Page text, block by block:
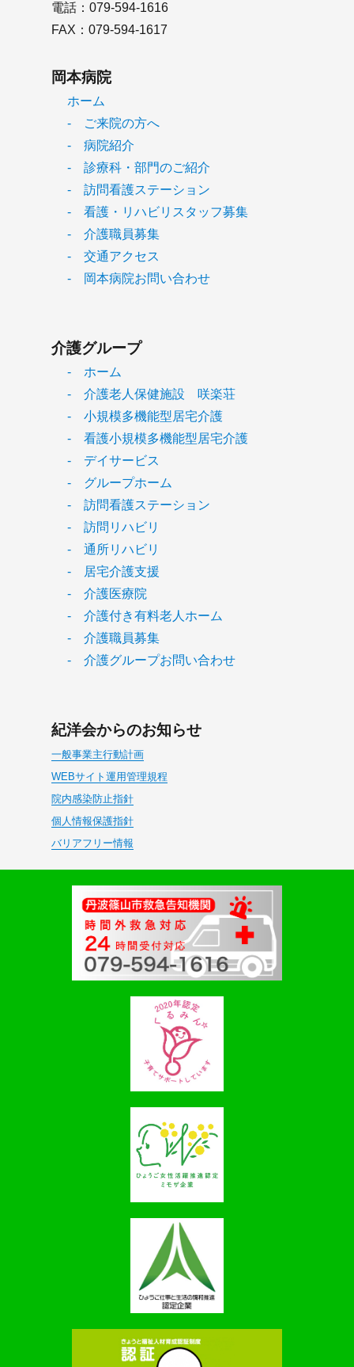
電話：079-594-1616
FAX：079-594-1617
岡本病院
ホーム
- ご来院の方へ
- 病院紹介
- 診療科・部門のご紹介
- 訪問看護ステーション
- 看護・リハビリスタッフ募集
- 介護職員募集
- 交通アクセス
- 岡本病院お問い合わせ
介護グループ
- ホーム
- 介護老人保健施設 咲楽荘
- 小規模多機能型居宅介護
- 看護小規模多機能型居宅介護
- デイサービス
- グループホーム
- 訪問看護ステーション
- 訪問リハビリ
- 通所リハビリ
- 居宅介護支援
- 介護医療院
- 介護付き有料老人ホーム
- 介護職員募集
- 介護グループお問い合わせ
紀洋会からのお知らせ
一般事業主行動計画
WEBサイト運用管理規程
院内感染防止指針
個人情報保護指針
バリアフリー情報